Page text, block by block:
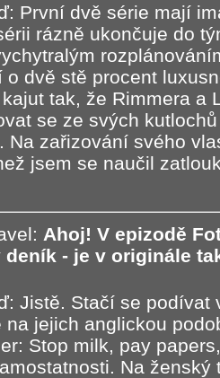
První dvě série mají
rázně ukončuje do
o dvě stě procent
tak, že Rimmera a
se ze svých
Na zařizování svého
jsem se naučil
Ahoj! V epizodě
deník - je v originále
Jistě. Stačí se podívat
na jejich anglickou
Stop milk, pay
Na ženský